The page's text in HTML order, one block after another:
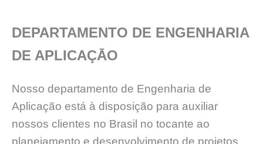
DEPARTAMENTO DE ENGENHARIA
DE APLICAÇĀO
Nosso departamento de Engenharia de
Aplicação está à disposição para auxiliar
nossos clientes no Brasil no tocante ao